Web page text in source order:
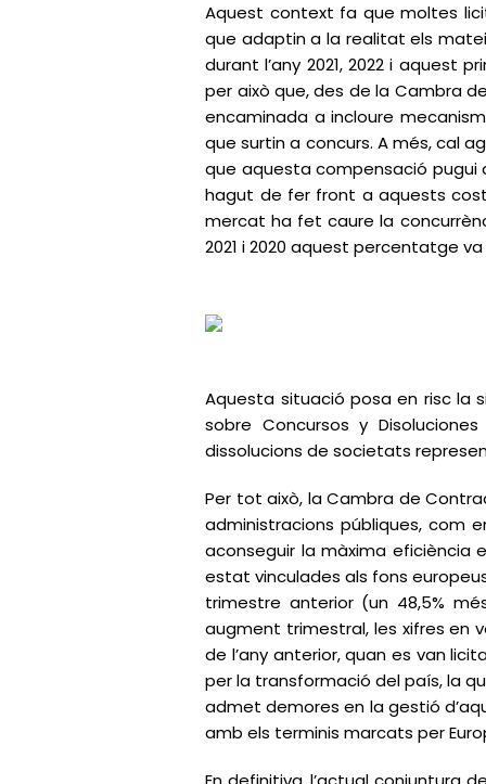
Aquest context fa que moltes
que adaptin a la realitat els
durant l’any 2021, 2022 i aquest
per això que, des de la Cambra
encaminada a incloure
que surtin a concurs. A més, cal
que aquesta compensació
hagut de fer front a aquests
mercat ha fet caure la
2021 i 2020 aquest percentatge va
Aquesta situació posa en risc la
sobre Concursos y
dissolucions de societats
Per tot això, la Cambra de
administracions públiques, com
aconseguir la màxima eficiència
estat vinculades als fons
trimestre anterior (un 48,5%
augment trimestral, les xifres en
de l’any anterior, quan es van
per la transformació del país, la
admet demores en la gestió
amb els terminis marcats per